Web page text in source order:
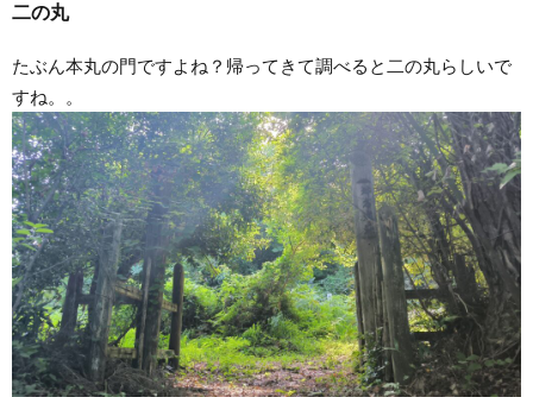
二の丸
たぶん本丸の門ですよね？帰ってきて調べると二の丸らしいで
すね。。